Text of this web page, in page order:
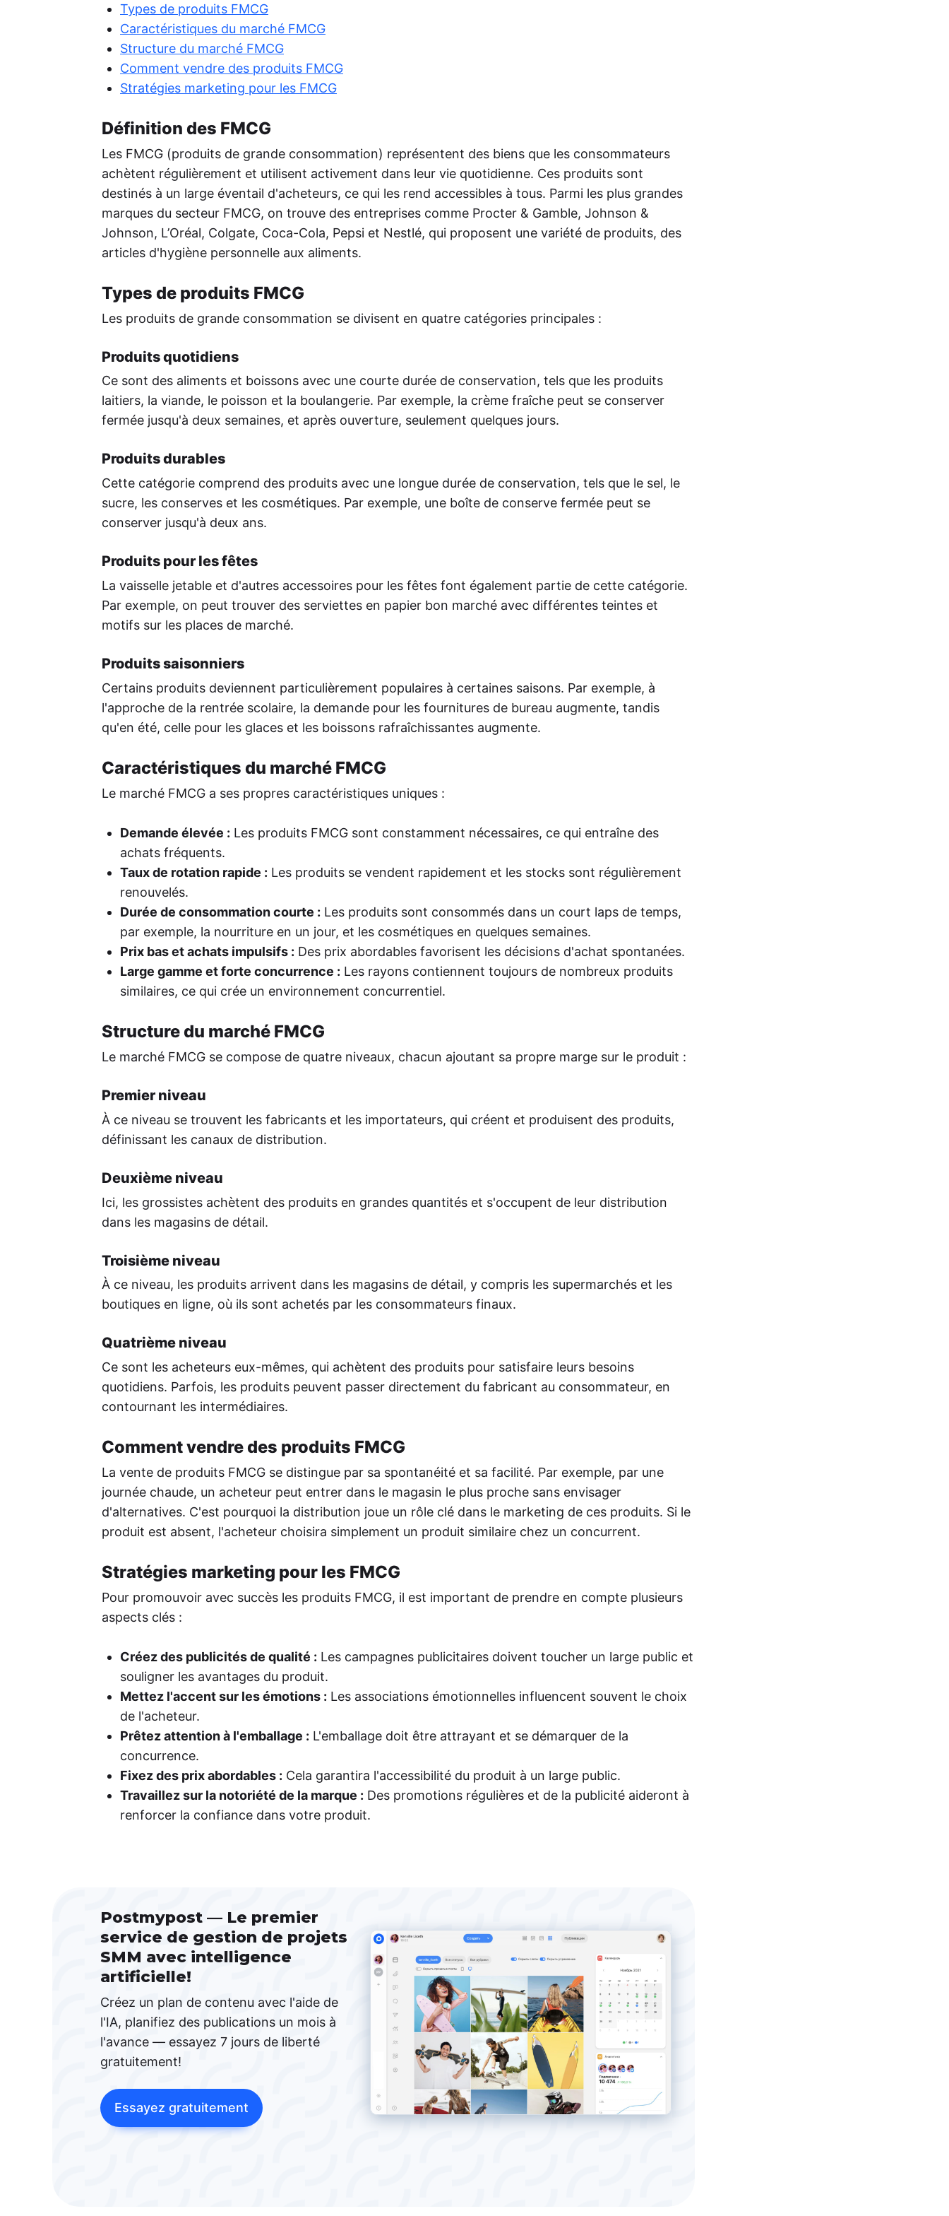
Permet la publication automatique d'actualités
Postmypost AI
L'IA aide les marketeurs à s'attaquer aux tâches
Types de produits FMCG
Caractéristiques du marché FMCG
Structure du marché FMCG
Comment vendre des produits FMCG
Stratégies marketing pour les FMCG
Définition des FMCG
Les FMCG (produits de grande consommation) représentent des biens que les consommateurs
achètent régulièrement et utilisent activement dans leur vie quotidienne. Ces produits sont
destinés à un large éventail d'acheteurs, ce qui les rend accessibles à tous. Parmi les plus grandes
marques du secteur FMCG, on trouve des entreprises comme Procter & Gamble, Johnson &
Johnson, L’Oréal, Colgate, Coca-Cola, Pepsi et Nestlé, qui proposent une variété de produits, des
articles d'hygiène personnelle aux aliments.
Types de produits FMCG
Les produits de grande consommation se divisent en quatre catégories principales :
Produits quotidiens
Ce sont des aliments et boissons avec une courte durée de conservation, tels que les produits
laitiers, la viande, le poisson et la boulangerie. Par exemple, la crème fraîche peut se conserver
fermée jusqu'à deux semaines, et après ouverture, seulement quelques jours.
Produits durables
Cette catégorie comprend des produits avec une longue durée de conservation, tels que le sel, le
sucre, les conserves et les cosmétiques. Par exemple, une boîte de conserve fermée peut se
conserver jusqu'à deux ans.
Produits pour les fêtes
La vaisselle jetable et d'autres accessoires pour les fêtes font également partie de cette catégorie.
Par exemple, on peut trouver des serviettes en papier bon marché avec différentes teintes et
motifs sur les places de marché.
Produits saisonniers
Certains produits deviennent particulièrement populaires à certaines saisons. Par exemple, à
l'approche de la rentrée scolaire, la demande pour les fournitures de bureau augmente, tandis
qu'en été, celle pour les glaces et les boissons rafraîchissantes augmente.
Caractéristiques du marché FMCG
Le marché FMCG a ses propres caractéristiques uniques :
Demande élevée : Les produits FMCG sont constamment nécessaires, ce qui entraîne des
achats fréquents.
Taux de rotation rapide : Les produits se vendent rapidement et les stocks sont régulièrement
renouvelés.
Durée de consommation courte : Les produits sont consommés dans un court laps de temps,
par exemple, la nourriture en un jour, et les cosmétiques en quelques semaines.
Prix bas et achats impulsifs : Des prix abordables favorisent les décisions d'achat spontanées.
Large gamme et forte concurrence : Les rayons contiennent toujours de nombreux produits
similaires, ce qui crée un environnement concurrentiel.
Structure du marché FMCG
Le marché FMCG se compose de quatre niveaux, chacun ajoutant sa propre marge sur le produit :
Premier niveau
À ce niveau se trouvent les fabricants et les importateurs, qui créent et produisent des produits,
définissant les canaux de distribution.
Deuxième niveau
Ici, les grossistes achètent des produits en grandes quantités et s'occupent de leur distribution
dans les magasins de détail.
Troisième niveau
À ce niveau, les produits arrivent dans les magasins de détail, y compris les supermarchés et les
boutiques en ligne, où ils sont achetés par les consommateurs finaux.
Quatrième niveau
Ce sont les acheteurs eux-mêmes, qui achètent des produits pour satisfaire leurs besoins
quotidiens. Parfois, les produits peuvent passer directement du fabricant au consommateur, en
contournant les intermédiaires.
Comment vendre des produits FMCG
La vente de produits FMCG se distingue par sa spontanéité et sa facilité. Par exemple, par une
journée chaude, un acheteur peut entrer dans le magasin le plus proche sans envisager
d'alternatives. C'est pourquoi la distribution joue un rôle clé dans le marketing de ces produits. Si le
produit est absent, l'acheteur choisira simplement un produit similaire chez un concurrent.
Stratégies marketing pour les FMCG
Pour promouvoir avec succès les produits FMCG, il est important de prendre en compte plusieurs
aspects clés :
Créez des publicités de qualité : Les campagnes publicitaires doivent toucher un large public et
souligner les avantages du produit.
Mettez l'accent sur les émotions : Les associations émotionnelles influencent souvent le choix
de l'acheteur.
Prêtez attention à l'emballage : L'emballage doit être attrayant et se démarquer de la
concurrence.
Fixez des prix abordables : Cela garantira l'accessibilité du produit à un large public.
Travaillez sur la notoriété de la marque : Des promotions régulières et de la publicité aideront à
renforcer la confiance dans votre produit.
Postmypost — Le premier
service de gestion de projets
SMM avec intelligence
artificielle!
Créez un plan de contenu avec l'aide de
l'IA, planifiez des publications un mois à
l'avance — essayez 7 jours de liberté
gratuitement!
Essayez gratuitement